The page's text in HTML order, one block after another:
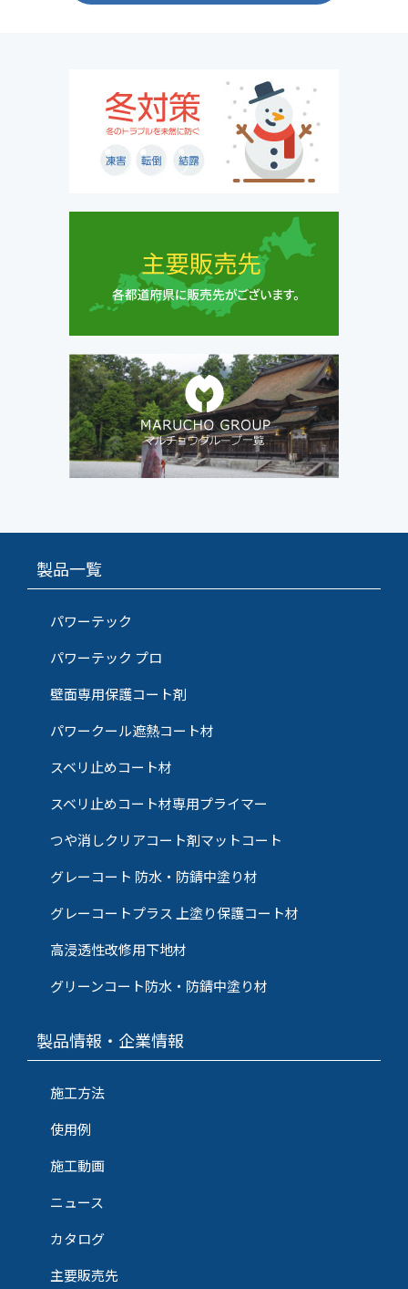
製品一覧
パワーテック
パワーテック プロ
壁面専用保護コート剤
パワークール遮熱コート材
スベリ止めコート材
スベリ止めコート材専用プライマー
つや消しクリアコート剤マットコート
グレーコート 防水・防錆中塗り材
グレーコートプラス 上塗り保護コート材
高浸透性改修用下地材
グリーンコート防水・防錆中塗り材
製品情報・企業情報
施工方法
使用例
施工動画
ニュース
カタログ
主要販売先